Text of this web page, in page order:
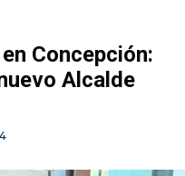
Concepción:
Alcalde